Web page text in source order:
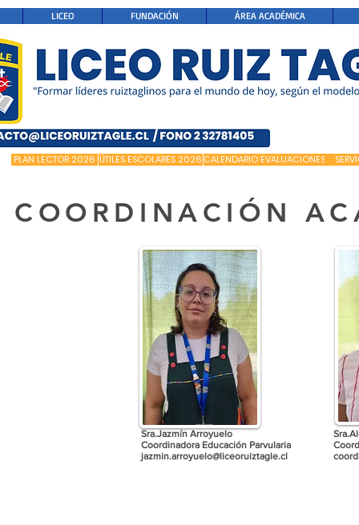
LICEO FUNDACIÓN ÁREA ACADÉMICA
PLAN LECTOR 2026 ÚTILES ESCOLARES 2026 CALENDARIO EVALUACIONES
COORDINACIÓN
Sra.Jazmín Arroyuelo
Coordinadora Educación Parvularia
jazmin.arroyuelo@liceoruiztagle.cl